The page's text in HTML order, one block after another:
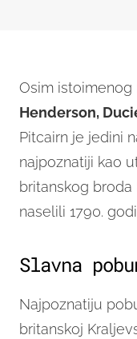
Osim istoimenog
Henderson,
Pitcairn je jedini
najpoznatiji kao
britanskog broda
naselili 1790.
Slavna
Najpoznatiju
britanskoj